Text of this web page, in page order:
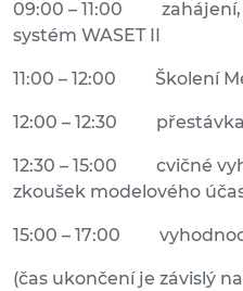
09:00 – 11:00 zahájení,
systém WASET II
11:00 – 12:00 Školení
12:00 – 12:30 přestávka
12:30 – 15:00 cvičné
zkoušek modelového
15:00 – 17:00
(čas ukončení je závislý